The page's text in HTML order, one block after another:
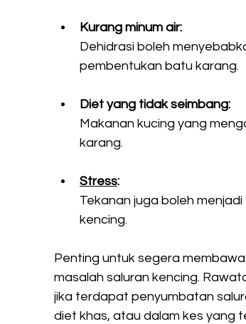
Kurang minum air:
Dehidrasi boleh
pembentukan batu karang.
Diet yang tidak seimbang:
Makanan kucing yang
karang.
Stress:
Tekanan juga boleh
kencing.
Penting untuk segera
masalah saluran kencing.
jika terdapat penyumbatan
diet khas, atau dalam kes yang